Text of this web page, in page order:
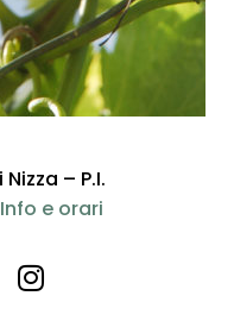
– P.I.
Info e orari